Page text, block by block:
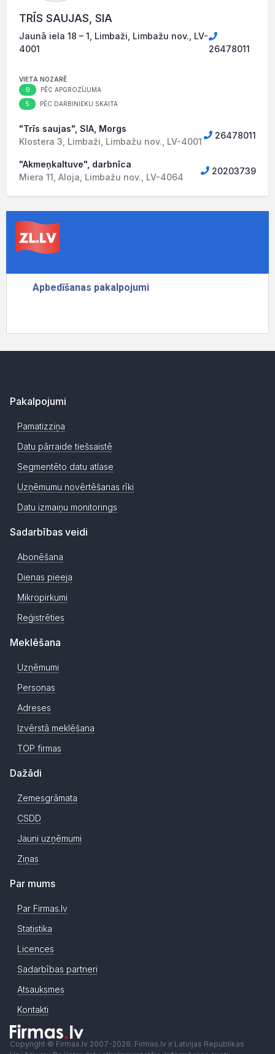
TRĪS SAUJAS, SIA
Jaunā iela 18 – 1, Limbaži, Limbažu nov., LV-
4001
26478011
VIETA NOZARĒ
9 PĒC APGROZĪJUMA
5 PĒC DARBINIEKU SKAITA
"Trīs saujas", SIA, Morgs
Klostera 3, Limbaži, Limbažu nov., LV-4001
26478011
"Akmeņkaltuve", darbnīca
Miera 11, Aloja, Limbažu nov., LV-4064
20203739
Pakalpojumi
Pamatizziņa
Datu pārraide tiešsaistē
Segmentēto datu atlase
Uzņēmumu novērtēšanas rīki
Datu izmaiņu monitorings
Sadarbības veidi
Abonēšana
Dienas pieeja
Mikropirkumi
Reģistrēties
Meklēšana
Uzņēmumi
Personas
Adreses
Izvērstā meklēšana
TOP firmas
Dažādi
Zemesgrāmata
CSDD
Jauni uzņēmumi
Ziņas
Par mums
Par Firmas.lv
Statistika
Licences
Sadarbības partneri
Atsauksmes
Kontakti
Copyright © Firmas.lv 2007-2026. Firmas.lv ir Latvijas Republikas